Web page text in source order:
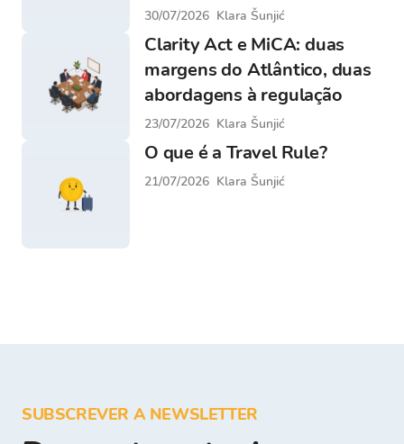
30/07/2026 Klara Šunjić
Clarity Act e MiCA: duas
margens do Atlântico, duas
abordagens à regulação
23/07/2026 Klara Šunjić
O que é a Travel Rule?
21/07/2026 Klara Šunjić
SUBSCREVER A NEWSLETTER